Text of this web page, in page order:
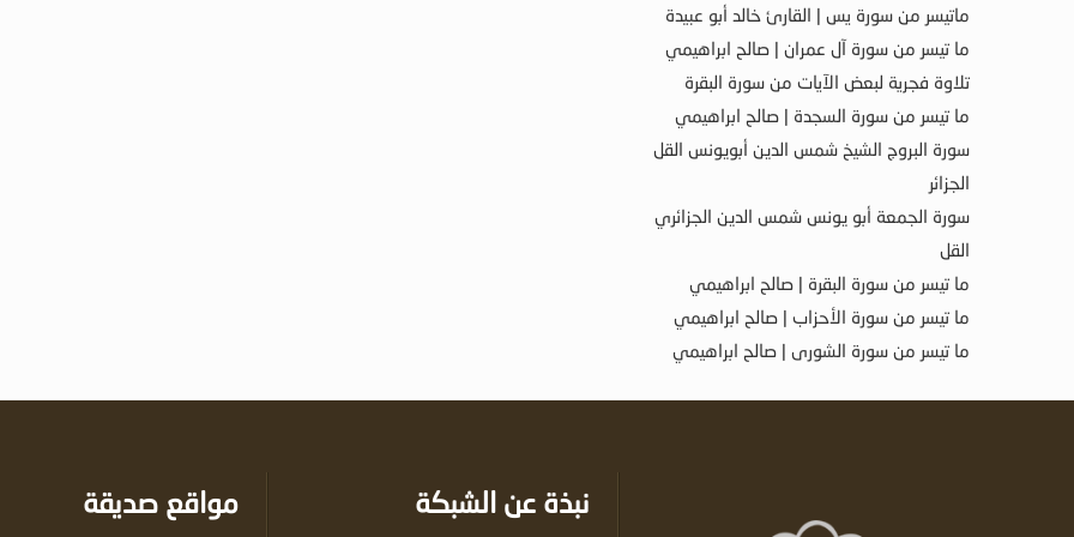
ماتيسر من سورة يس | القارئ خالد أبو عبيدة
ما تيسر من سورة آل عمران | صالح ابراهيمي
تلاوة فجرية لبعض الآيات من سورة البقرة
ما تيسر من سورة السجدة | صالح ابراهيمي
سورة البروج الشيخ شمس الدين أبويونس القل
الجزائر
سورة الجمعة أبو يونس شمس الدين الجزائري
القل
ما تيسر من سورة البقرة | صالح ابراهيمي
ما تيسر من سورة الأحزاب | صالح ابراهيمي
ما تيسر من سورة الشورى | صالح ابراهيمي
نبذة عن الشبكة مواقع صديقة